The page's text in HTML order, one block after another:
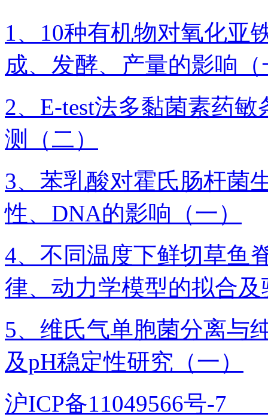
1、10种有机物对氧化亚
成、发酵、产量的影响（
2、E-test法多黏菌素药
测（二）
3、苯乳酸对霍氏肠杆菌
性、DNA的影响（一）
4、不同温度下鲜切草鱼
律、动力学模型的拟合及
5、维氏气单胞菌分离与
及pH稳定性研究（一）
沪ICP备11049566号